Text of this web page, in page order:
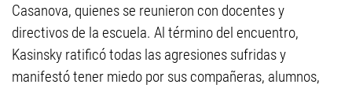
Casanova, quienes se reunieron con docentes y
directivos de la escuela. Al término del encuentro,
Kasinsky ratificó todas las agresiones sufridas y
manifestó tener miedo por sus compañeras, alumnos,